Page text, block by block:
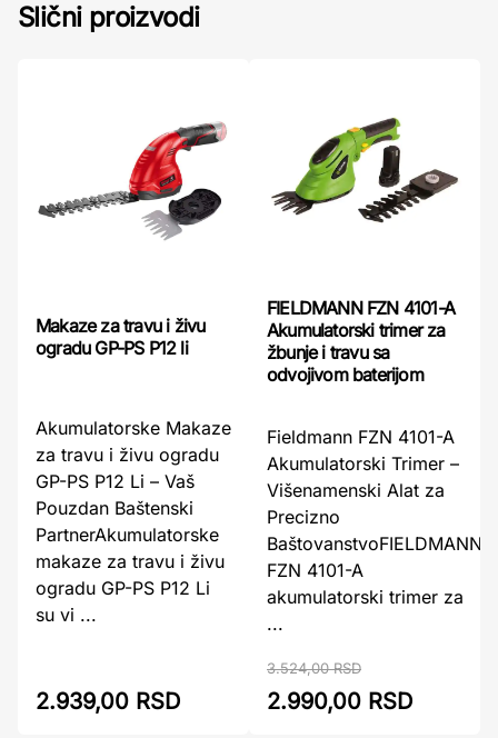
Slični proizvodi
Makaze za travu i živu
ogradu GP-PS P12 li
Akumulatorske Makaze
za travu i živu ogradu
GP-PS P12 Li – Vaš
Pouzdan Baštenski
PartnerAkumulatorske
makaze za travu i živu
ogradu GP-PS P12 Li
su vi ...
2.939,00 RSD
FIELDMANN FZN 4101-A
Akumulatorski trimer za
žbunje i travu sa
odvojivom baterijom
Fieldmann FZN 4101-A
Akumulatorski Trimer –
Višenamenski Alat za
Precizno
BaštovanstvoFIELDMANN
FZN 4101-A
akumulatorski trimer za
...
3.524,00 RSD
2.990,00 RSD